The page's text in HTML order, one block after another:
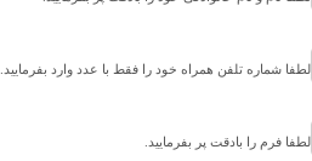
لطفا شماره تلفن همراه خود را فقط با عدد وارد بفرمایید.
لطفا فرم را بادقت پر بفرمایید.